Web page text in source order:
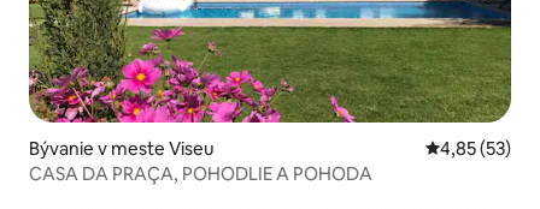
Bývanie v meste Viseu Priemerné
4,85 (53)
CASA DA PRAÇA, POHODLIE A POHODA